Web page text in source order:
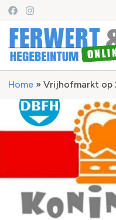
Home » Vrijhofmarkt op